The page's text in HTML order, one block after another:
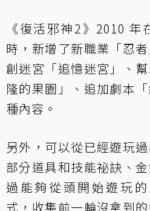
《復活邪神2》2010
時，新增了新職業「忍
創迷宮「追憶迷宮」、
隆的果園」、追加劇本
種內容。
另外，可以從已經遊玩
部分道具和技能祕訣、
過能夠從頭開始遊玩的
式，收集前一輪沒拿到